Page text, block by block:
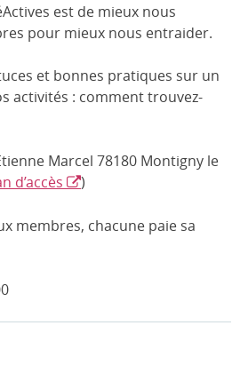
est de mieux nous
pour mieux nous entraider.
et bonnes pratiques sur un
activités : comment trouvez-
Marcel 78180 Montigny le
d’accès )
membres, chacune paie sa